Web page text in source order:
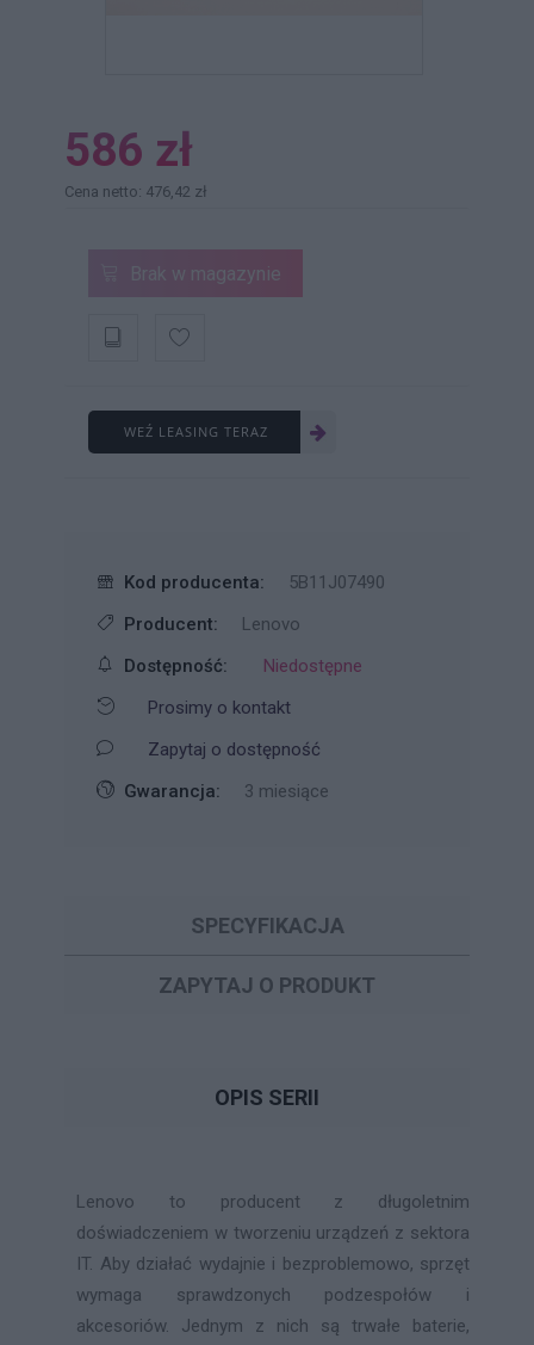
586 zł
Cena netto: 476,42 zł
Brak w magazynie
WEŹ LEASING TERAZ
Kod producenta:
5B11J07490
Producent:
Lenovo
Dostępność:
Niedostępne
Prosimy o kontakt
Zapytaj o dostępność
Gwarancja:
3 miesiące
SPECYFIKACJA
ZAPYTAJ O PRODUKT
OPIS SERII
Lenovo to producent z długoletnim
doświadczeniem w tworzeniu urządzeń z sektora
IT. Aby działać wydajnie i bezproblemowo, sprzęt
wymaga sprawdzonych podzespołów i
akcesoriów. Jednym z nich są trwałe baterie,